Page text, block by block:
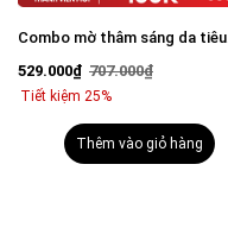
Combo mờ thâm sáng da tiêu
529.000₫ 707.000₫
Tiết kiệm 25%
Thêm vào giỏ hàng